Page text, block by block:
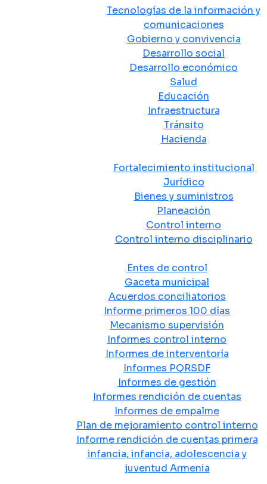
Tecnologías de la información y
comunicaciones
Gobierno y convivencia
Desarrollo social
Desarrollo económico
Salud
Educación
Infraestructura
Tránsito
Hacienda
Fortalecimiento institucional
Jurídico
Bienes y suministros
Planeación
Control interno
Control interno disciplinario
Entes de control
Gaceta municipal
Acuerdos conciliatorios
Informe primeros 100 días
Mecanismo supervisión
Informes control interno
Informes de interventoría
Informes PQRSDF
Informes de gestión
Informes rendición de cuentas
Informes de empalme
Plan de mejoramiento control interno
Informe rendición de cuentas primera
infancia, infancia, adolescencia y
juventud Armenia